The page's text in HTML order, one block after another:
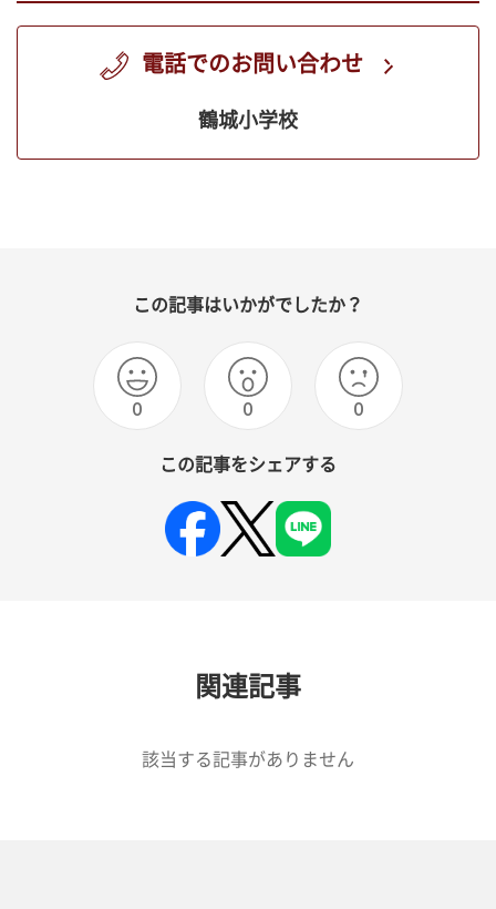
電話でのお問い合わせ
鶴城小学校
この記事はいかがでしたか？
0 0 0
この記事をシェアする
関連記事
該当する記事がありません